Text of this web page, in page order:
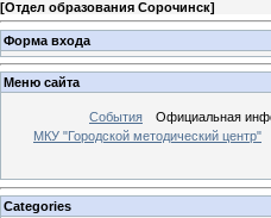
[Отдел образования Сорочинск]
Форма входа
Меню сайта
События Официальная
МКУ "Городской методический центр"
Categories